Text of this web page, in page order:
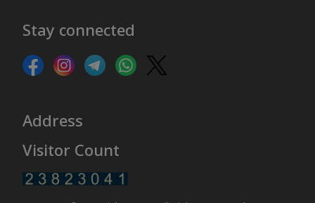
Stay connected
Address
Visitor Count